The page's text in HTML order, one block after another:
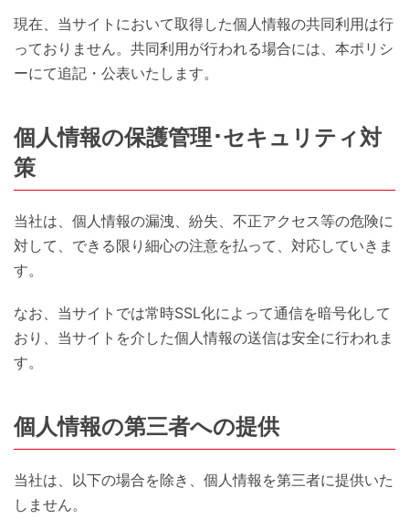
現在、当サイトにおいて取得した個人情報の共同利用は行
っておりません。共同利用が行われる場合には、本ポリシ
ーにて追記・公表いたします。
個人情報の保護管理･セキュリティ対
策
当社は、個人情報の漏洩、紛失、不正アクセス等の危険に
対して、できる限り細心の注意を払って、対応していきま
す。
なお、当サイトでは常時SSL化によって通信を暗号化して
おり、当サイトを介した個人情報の送信は安全に行われま
す。
個人情報の第三者への提供
当社は、以下の場合を除き、個人情報を第三者に提供いた
しません。